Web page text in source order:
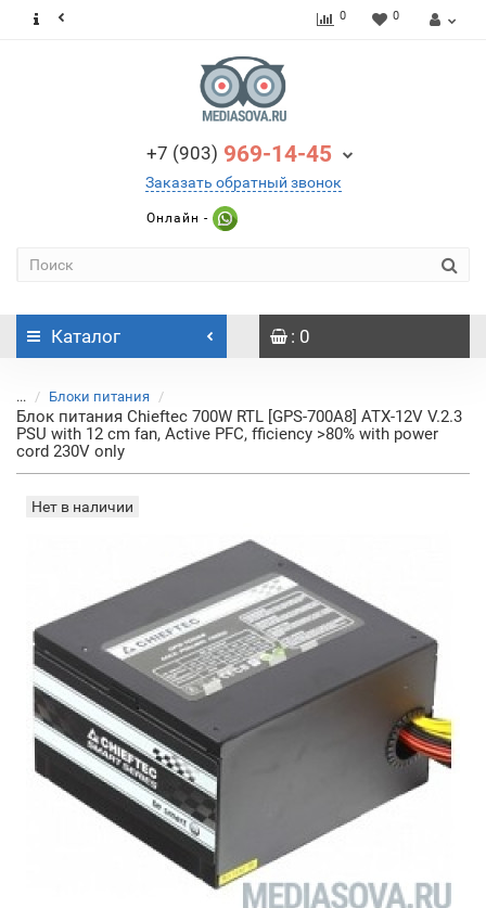
0 0
+7 (903) 969-14-45
Заказать обратный звонок
Онлайн -
Каталог : 0
... Блоки питания
Блок питания Chieftec 700W RTL [GPS-700A8] ATX-12V V.2.3
PSU with 12 cm fan, Active PFC, fficiency >80% with power
cord 230V only
Нет в наличии